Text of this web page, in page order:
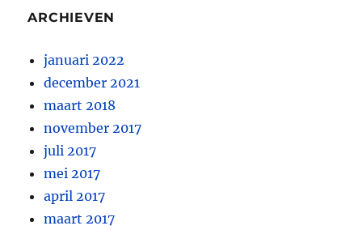
ARCHIEVEN
januari 2022
december 2021
maart 2018
november 2017
juli 2017
mei 2017
april 2017
maart 2017